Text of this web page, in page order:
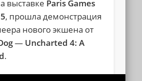
выставке Paris Games
, прошла демонстрация
нового экшена от
— Uncharted 4: A
.